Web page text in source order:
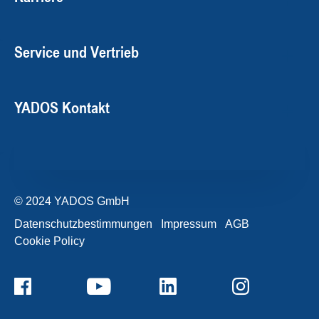
Service und Vertrieb
YADOS Kontakt
© 2024 YADOS GmbH
Datenschutzbestimmungen
Impressum
AGB
Cookie Policy